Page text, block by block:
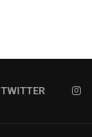
TWITTER